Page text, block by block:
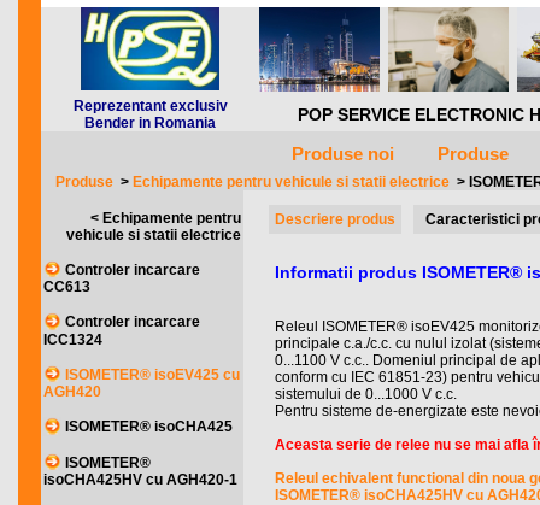
Reprezentant exclusiv
Bender in Romania
POP SERVICE
Produse noi Produse
Produse > Echipamente pentru vehicule si statii electrice >
< Echipamente pentru
vehicule si statii electrice
Controler incarcare
CC613
Controler incarcare
ICC1324
ISOMETER® isoEV425 cu
AGH420
ISOMETER® isoCHA425
ISOMETER®
isoCHA425HV cu AGH420-1
Descriere produs Caracteristici
Informatii produs ISOMETER®
Releul ISOMETER® isoEV425
principale c.a./c.c. cu nulul izolat
0...1100 V c.c.. Domeniul principal de
conform cu IEC 61851-23) pentru
sistemului de 0...1000 V c.c.
Pentru sisteme de-energizate este
Aceasta serie de relee nu se mai afla
Releul echivalent functional din noua
ISOMETER® isoCHA425HV cu